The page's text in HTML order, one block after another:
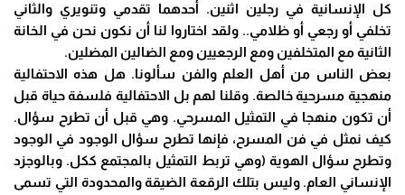
كل الإنسانية في رجلين اثنين. أحدهما تقدمي وتنويري والثاني
تخلفي أو رجعي أو ظلامي.. ولقد اختاروا لنا أن نكون نحن في الخانة
الثانية مع المتخلفين ومع الرجعيين ومع الضالين المضلين.
بعض الناس من أهل العلم والفن سألونا. هل هذه الاحتفالية
منهجية مسرحية خالصة. وقلنا لهم بل الاحتفالية فلسفة حياة قبل
أن تكون منهجا في التمثيل المسرحي. وهي قبل أن تطرح سؤال.
كيف نمثل في فن المسرح، فإنها تطرح سؤال الوجود في الوجود
وتطرح سؤال الهوية (وهي تربط التمثيل بالمجتمع ككل. وبالوجزد
الإنساني العام. وليس بتلك الرقعة الضيقة والمحدودة التي تسمى